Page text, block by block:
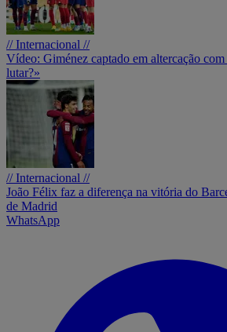
// Internacional //
Vídeo: Giménez captado em altercação
lutar?»
// Internacional //
João Félix faz a diferença na vitória do
de Madrid
WhatsApp